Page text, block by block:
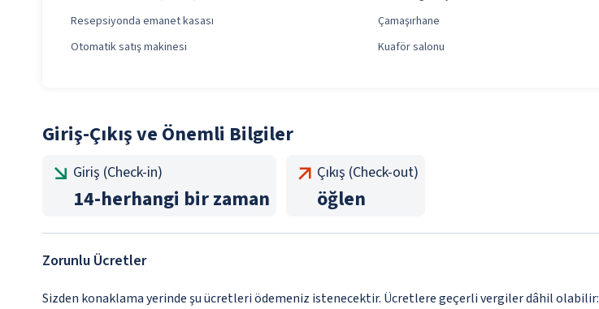
Resepsiyonda emanet kasası
Çamaşırhane
Otomatik satış makinesi
Kuaför salonu
Giriş-Çıkış ve Önemli Bilgiler
Giriş (Check-in)
14-herhangi bir zaman
Çıkış (Check-out)
öğlen
Zorunlu Ücretler
Sizden konaklama yerinde şu ücretleri ödemeniz istenecektir. Ücretlere geçerli vergiler dâhil olabilir: